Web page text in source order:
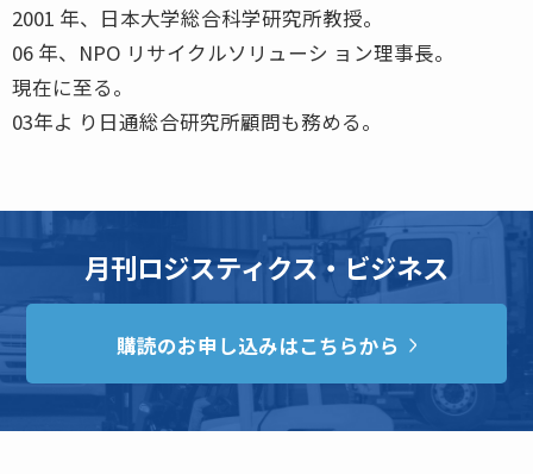
2001 年、日本大学総合科学研究所教授。
06 年、NPO リサイクルソリューシ ョン理事長。
現在に至る。
03年よ り日通総合研究所顧問も務める。
月刊ロジスティクス・ビジネス
購読のお申し込みはこちらから